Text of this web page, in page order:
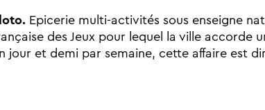
Epicerie multi-activités sous enseigne
des Jeux pour lequel la ville accorde
jour et demi par semaine, cette affaire est